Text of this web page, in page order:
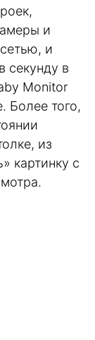
и
и
секунду в
Monitor
Более того,
из
картинку с